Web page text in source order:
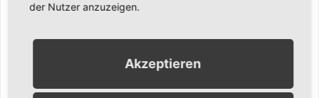
der Nutzer anzuzeigen.
Akzeptieren